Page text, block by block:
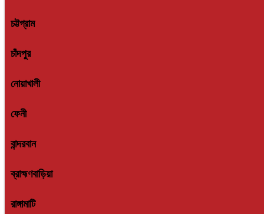
চট্টগ্রাম
চাঁদপুর
নোয়াখালী
ফেনী
বান্দরবান
ব্রাহ্মণবাড়িয়া
রাঙ্গামাটি